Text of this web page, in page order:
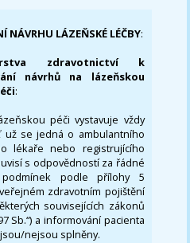
NÁVRHU LÁZEŇSKÉ LÉČBY:
zdravotnictví k
návrhů na lázeňskou
:
péči vystavuje vždy
se jedná o ambulantního
lékaře nebo registrujícího
s odpovědností za řádné
podle přílohy 5
zdravotním pojištění
souvisejících zákonů
Sb.“) a informování pacienta
nejsou splněny.